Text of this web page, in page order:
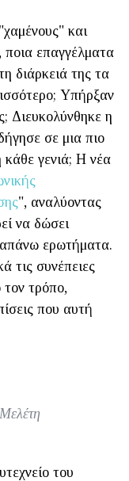
και
ποια επαγγέλματα
διάρκειά της τα
Υπήρξαν
Διευκολύνθηκε η
σε μια πιο
κάθε γενιά; Η νέα
", αναλύοντας
να δώσει
ερωτήματα.
τις συνέπειες
τον τρόπο,
που αυτή
του